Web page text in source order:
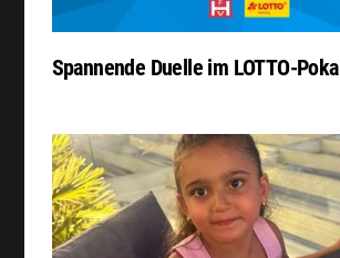
Spannende Duelle im LOTTO-Pokal